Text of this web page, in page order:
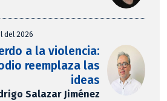
del 2026
a la violencia:
reemplaza las
ideas
Salazar Jiménez